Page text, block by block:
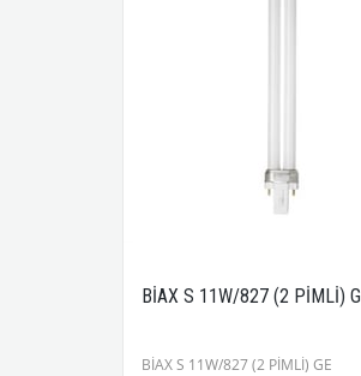
BİAX S 11W/827 (2 PİMLİ)
BİAX S 11W/827 (2 PİMLİ) GE